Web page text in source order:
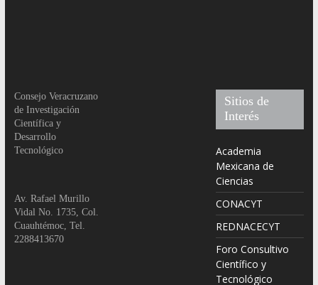
Consejo Veracruzano
de Investigación
Científica y
Desarrollo
Tecnológico
Av. Rafael Murillo
Vidal No. 1735, Col.
Cuauhtémoc, Tel.
2288413670
Sitios de
Interés
Academia
Mexicana de
Ciencias
CONACYT
REDNACECYT
Foro Consultivo
Científico y
Tecnológico